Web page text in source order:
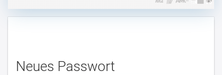
Neues Passwort